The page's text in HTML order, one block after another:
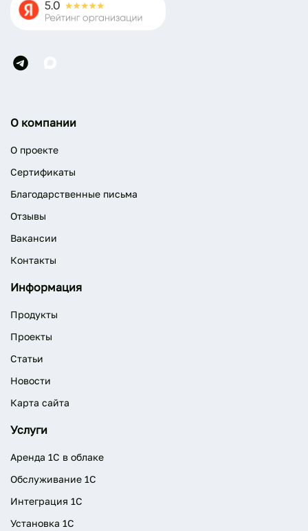
О компании
О проекте
Сертификаты
Благодарственные письма
Отзывы
Вакансии
Контакты
Информация
Продукты
Проекты
Статьи
Новости
Карта сайта
Услуги
Аренда 1С в облаке
Обслуживание 1С
Интеграция 1С
Установка 1С